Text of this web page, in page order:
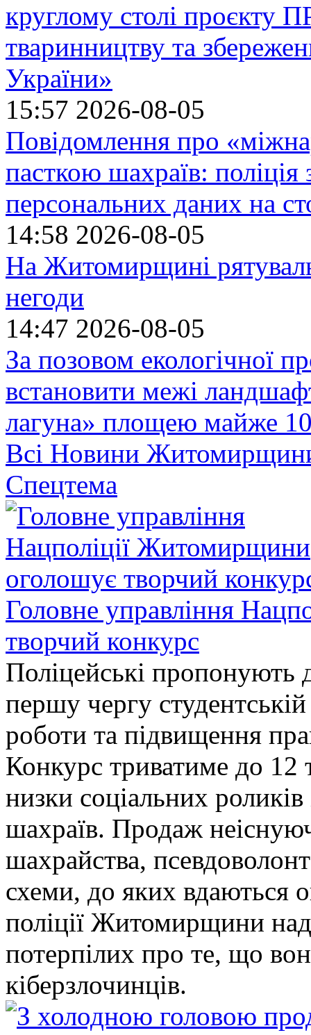
круглому столі проєкту
тваринництву та
України»
15:57 2026-08-05
Повідомлення про
пасткою шахраїв: поліція
персональних даних на
14:58 2026-08-05
На Житомирщині
негоди
14:47 2026-08-05
За позовом екологічної
встановити межі
лагуна» площею майже
Всі Новини
Спецтема
Головне управління
творчий конкурс
Поліцейські пропонують
першу чергу
роботи та підвищення
Конкурс триватиме до 12
низки соціальних
шахраїв. Продаж
шахрайства,
схеми, до яких
поліції Житомирщини
потерпілих про те, що
кіберзлочинців.